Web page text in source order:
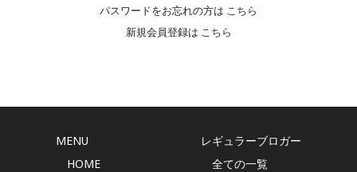
パスワードをお忘れの方は こちら
新規会員登録は こちら
MENU
HOME
レギュラーブロガー
全ての一覧